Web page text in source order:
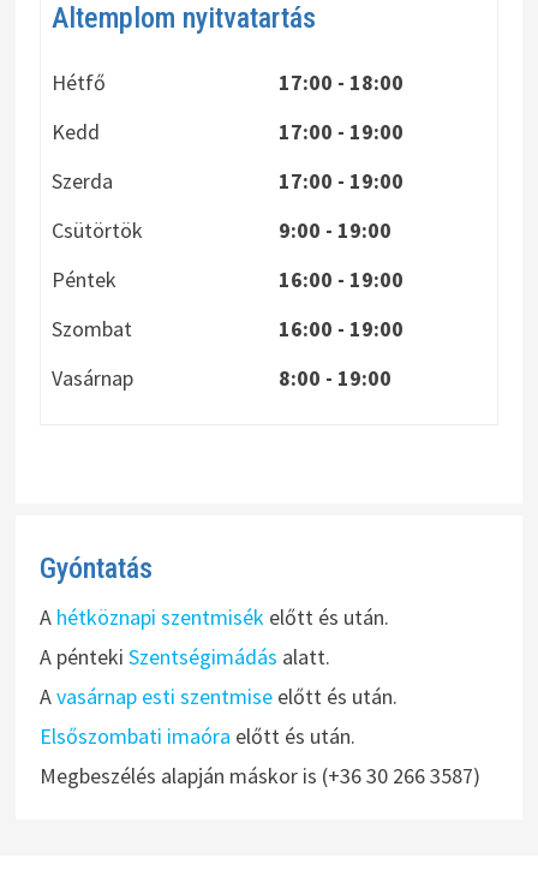
Altemplom nyitvatartás
Hétfő
17:00 - 18:00
Kedd
17:00 - 19:00
Szerda
17:00 - 19:00
Csütörtök
9:00 - 19:00
Péntek
16:00 - 19:00
Szombat
16:00 - 19:00
Vasárnap
8:00 - 19:00
Gyóntatás
A hétköznapi szentmisékelőtt és után.
A pénteki Szentségimádás alatt.
Avasárnap esti szentmiseelőtt és után.
Elsőszombati imaóra előtt és után.
Megbeszélés alapján máskor is (+36 30 266 3587)